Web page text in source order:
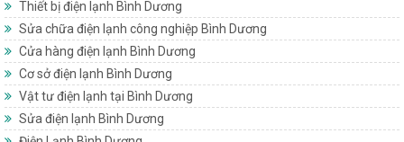
Thiết bị điện lạnh Bình Dương
Sửa chữa điện lạnh công nghiệp Bình Dương
Cửa hàng điện lạnh Bình Dương
Cơ sở điện lạnh Bình Dương
Vật tư điện lạnh tại Bình Dương
Sửa điện lạnh Bình Dương